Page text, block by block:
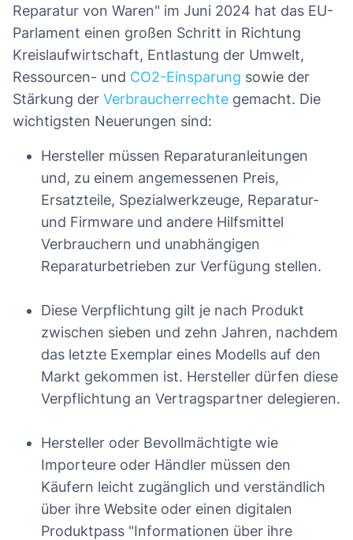
Reparatur von Waren" im Juni 2024 hat das EU-
Parlament einen großen Schritt in Richtung
Kreislaufwirtschaft, Entlastung der Umwelt,
Ressourcen- und CO2-Einsparung sowie der
Stärkung der Verbraucherrechte gemacht. Die
wichtigsten Neuerungen sind:
Hersteller müssen Reparaturanleitungen
und, zu einem angemessenen Preis,
Ersatzteile, Spezialwerkzeuge, Reparatur-
und Firmware und andere Hilfsmittel
Verbrauchern und unabhängigen
Reparaturbetrieben zur Verfügung stellen.
Diese Verpflichtung gilt je nach Produkt
zwischen sieben und zehn Jahren, nachdem
das letzte Exemplar eines Modells auf den
Markt gekommen ist. Hersteller dürfen diese
Verpflichtung an Vertragspartner delegieren.
Hersteller oder Bevollmächtigte wie
Importeure oder Händler müssen den
Käufern leicht zugänglich und verständlich
über ihre Website oder einen digitalen
Produktpass "Informationen über ihre